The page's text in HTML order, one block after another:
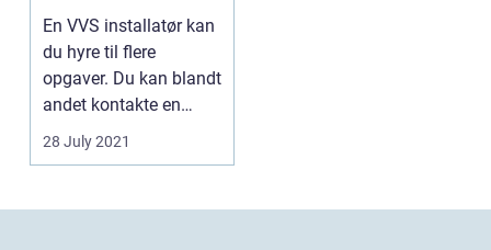
En VVS installatør kan
du hyre til flere
opgaver. Du kan blandt
andet kontakte en
autoriseret...
28 July 2021